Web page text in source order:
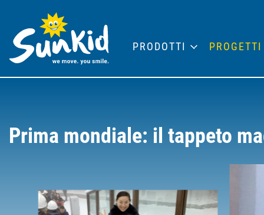
Prima mondiale: il tappeto
PRODOTTI PROGETTI